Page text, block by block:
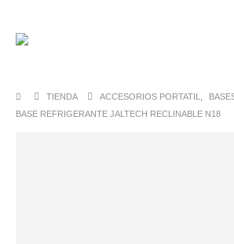
TIENDA ACCESORIOS PORTATIL
BASE REFRIGERANTE JALTECH RECLINABLE N18